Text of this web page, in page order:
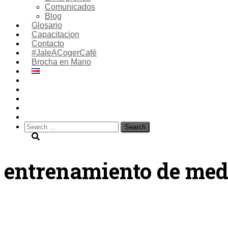
Comunicados
Blog
Glosario
Capacitacion
Contacto
#JaleACogerCafé
Brocha en Mano
Search
for:
entrenamiento de